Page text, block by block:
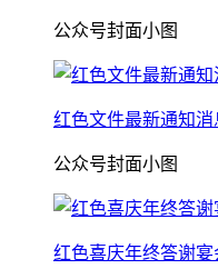
公众号封面小图
红色文件最新通知消
公众号封面小图
红色喜庆年终答谢宴